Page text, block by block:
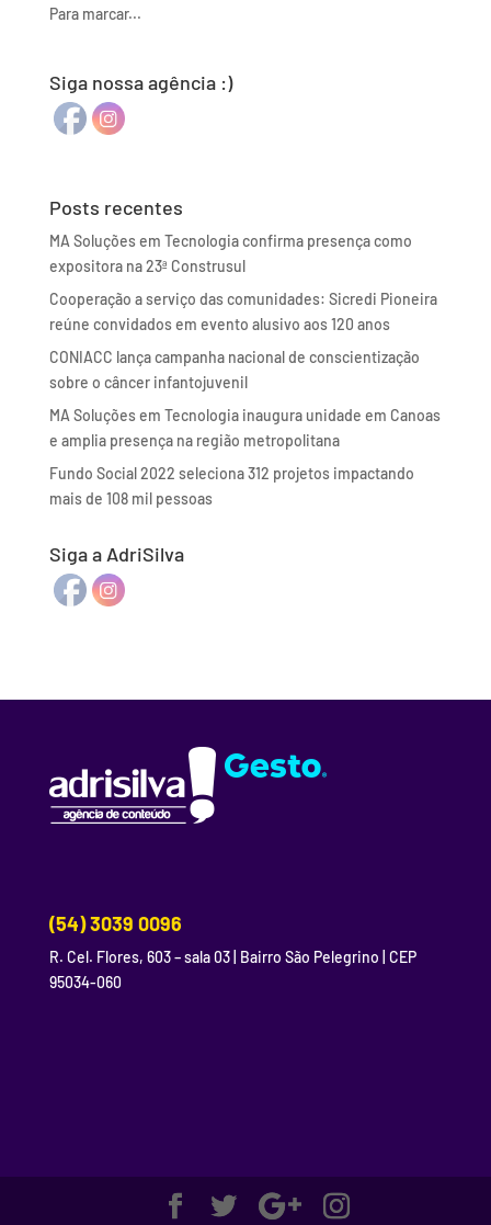
Para marcar...
Siga nossa agência :)
Posts recentes
MA Soluções em Tecnologia confirma presença como
expositora na 23ª Construsul
Cooperação a serviço das comunidades: Sicredi Pioneira
reúne convidados em evento alusivo aos 120 anos
CONIACC lança campanha nacional de conscientização
sobre o câncer infantojuvenil
MA Soluções em Tecnologia inaugura unidade em Canoas
e amplia presença na região metropolitana
Fundo Social 2022 seleciona 312 projetos impactando
mais de 108 mil pessoas
Siga a AdriSilva
(54) 3039 0096
R. Cel. Flores, 603 – sala 03 | Bairro São Pelegrino | CEP
95034-060